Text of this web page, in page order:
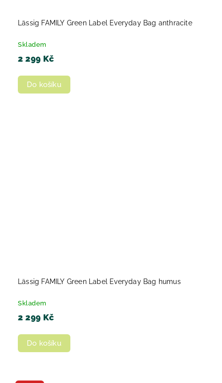
Lässig FAMILY Green Label Everyday Bag anthracite
Skladem
2 299 Kč
Do košíku
Lässig FAMILY Green Label Everyday Bag humus
Skladem
2 299 Kč
Do košíku